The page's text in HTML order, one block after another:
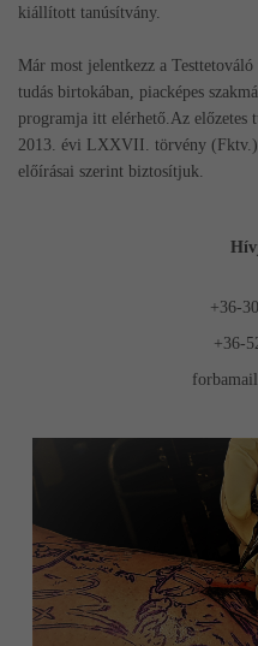
kiállított tanúsítvány.
Már most jelentkezz a
tudás birtokában, piacképes
programja itt elérhető.Az előzetes
2013. évi LXXVII. törvény (Fktv.)
előírásai szerint biztosítjuk.
+36-
+36-